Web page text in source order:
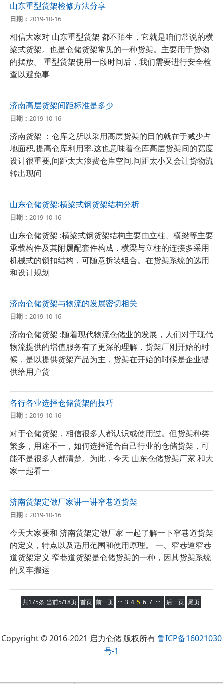
山东重型货架检修方法分享
日期： 2019-10-16
相信大家对 山东重型货架 都不陌生，它就是咱们常说的横
梁式货架。也是仓储货架常见的一种货架。主要用于货物
的摆放。 重型货架使用一段时间后，我们需要进行安全检
查以避免事
济南高层货架间距标准是多少
日期： 2019-10-16
济南货架 ：仓库之所以采用高层货架的目的就在于减少占
地面积,提高仓库利用率.这也意味着仓库高层货架间的宽度
设计很重要,间距太大浪费仓库空间,间距太小又会让货物流
转出现问
山东仓储货架:横梁式钢货架结构分析
日期： 2019-10-16
山东仓储货架 :横梁式钢货架结构主要由立柱、横梁等主要
承载构件及其附属配套件构成，横梁与立柱的连接多采用
机械式的锁扣结构，可随意拆装组合。在货架系统的选用
和设计规划
济南仓储货架与物流的发展密切相关
日期： 2019-10-16
济南仓储货架 :随着现代物流仓储业的发展，人们对于现代
物流提供的增值服务有了更深的理解，货架厂刚开始的时
候，是以提供货架产品为主，货架在开始的时候是企业提
供给用户货
各行各业选择仓储货架的技巧
日期： 2019-10-16
对于仓储货架，相信很多人都认识或使用过。但货架种类
繁多，用途不一，如何选择适合自己行业的仓储货架，可
能不是很多人都清楚。为此，今天 山东仓储货架厂家 和大
家一起看一
济南货架定做厂家讲一讲窄巷道货架
日期： 2019-10-16
今天大家要和 济南货架定做厂家 一起了解一下窄巷道货架
的定义，特点以及适用范围和使用原理。 一、窄巷道窄巷
道货架定义 窄巷道货架是仓储货架的一种，因其货架系统
的叉车搬运
共175条 当前5/18页 首页 前一页 ··· 3 4 5 6 7 ··· 后一页 尾页
Copyright © 2016-2021 启力仓储 版权所有鲁ICP备16021030
号-1